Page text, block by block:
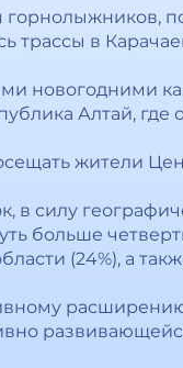
трассы в
новогодними
Алтай, где
жители
силу
больше
(24%), а